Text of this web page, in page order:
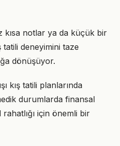
notlar ya da küçük bir
deneyimini taze
dönüşüyor.
kış tatili planlarında
durumlarda finansal
için önemli bir